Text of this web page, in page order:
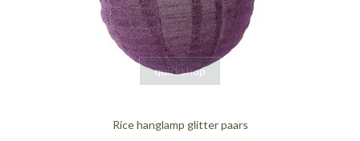
quickshop
Rice hanglamp glitter paars